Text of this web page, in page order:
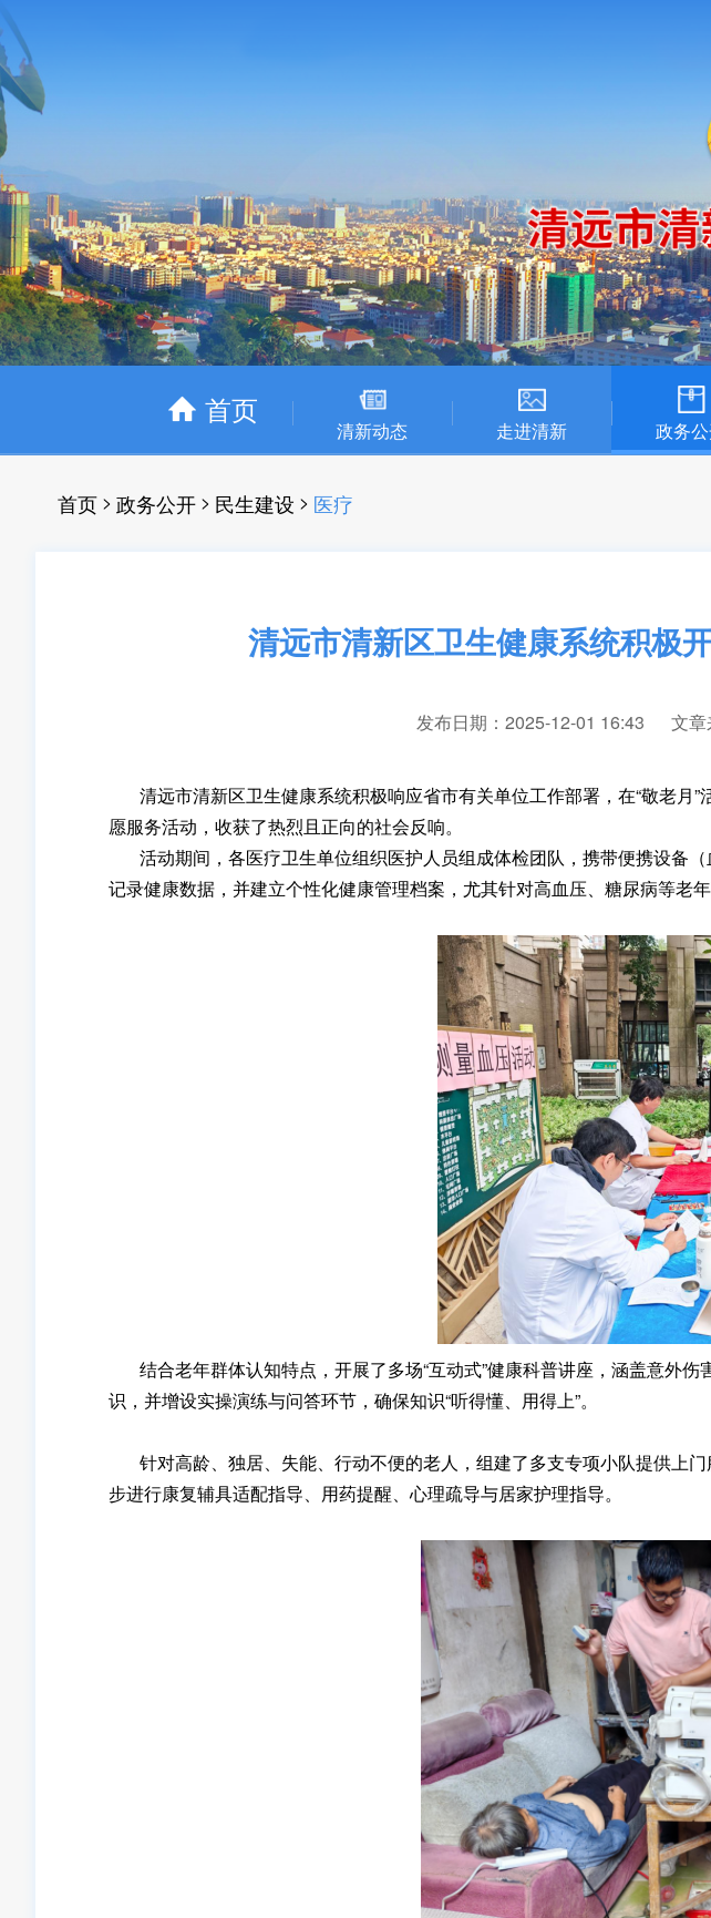
首页
清新动态 走进清新 政务
首页 > 政务公开 > 民生建设 > 医疗
清远市清新区卫生健康系统积极
发布日期：2025-12-01 16:43 文
清远市清新区卫生健康系统积极响应省市有关单位工作部署，在“敬老月”
愿服务活动，收获了热烈且正向的社会反响。
活动期间，各医疗卫生单位组织医护人员组成体检团队，携带便携设备
记录健康数据，并建立个性化健康管理档案，尤其针对高血压、糖尿病等老年
结合老年群体认知特点，开展了多场“互动式”健康科普讲座，涵盖意外
识，并增设实操演练与问答环节，确保知识“听得懂、用得上”。
针对高龄、独居、失能、行动不便的老人，组建了多支专项小队提供上
步进行康复辅具适配指导、用药提醒、心理疏导与居家护理指导。